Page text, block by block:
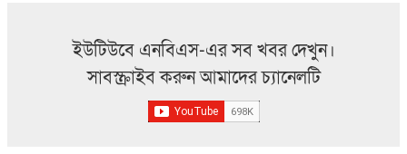
ইউটিউবে এনবিএস-এর সব খবর দেখুন।
সাবস্ক্রাইব করুন আমাদের চ্যানেলটি